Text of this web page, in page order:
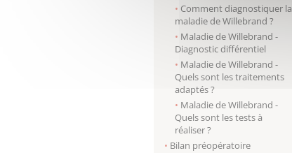
Comment diagnostiquer la
maladie de Willebrand ?
Maladie de Willebrand -
Diagnostic différentiel
Maladie de Willebrand -
Quels sont les traitements
adaptés ?
Maladie de Willebrand -
Quels sont les tests à
réaliser ?
Bilan préopératoire